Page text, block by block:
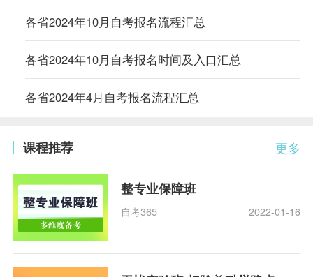
各省2024年10月自考报名流程汇总
各省2024年10月自考报名时间及入口汇总
各省2024年4月自考报名流程汇总
更多
课程推荐
整专业保障班
自考365 2022-01-16